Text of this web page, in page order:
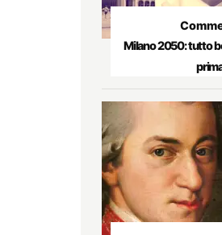
Milano 2050: tutto